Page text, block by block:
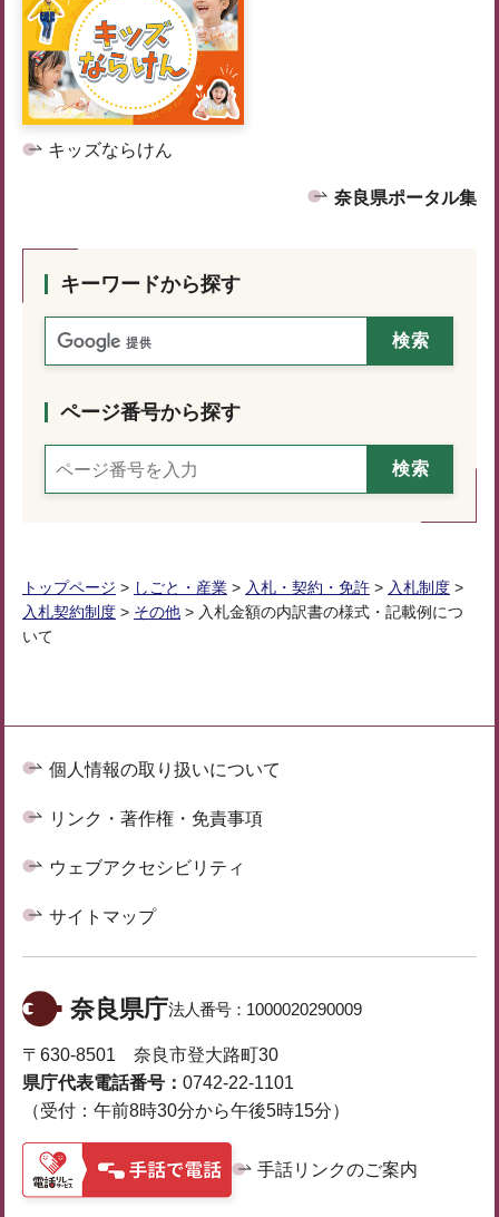
キッズならけん
奈良県ポータル集
キーワードから探す
ページ番号から探す
トップページ > しごと・産業 > 入札・契約・免許 > 入札制度 >
入札契約制度 > その他 > 入札金額の内訳書の様式・記載例につ
いて
個人情報の取り扱いについて
リンク・著作権・免責事項
ウェブアクセシビリティ
サイトマップ
奈良県庁法人番号： 1000020290009
〒630-8501 奈良市登大路町30
県庁代表電話番号： 0742-22-1101
（受付：午前8時30分から午後5時15分）
手話リンクのご案内